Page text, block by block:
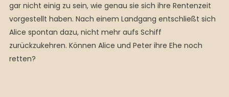
gar nicht einig zu sein, wie genau sie sich ihre Rentenzeit
vorgestellt haben. Nach einem Landgang entschließt sich
Alice spontan dazu, nicht mehr aufs Schiff
zurückzukehren. Können Alice und Peter ihre Ehe noch
retten?